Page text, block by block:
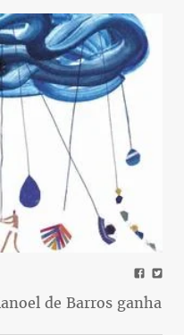
de Barros ganha